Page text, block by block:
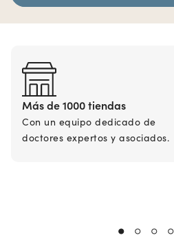
Más de 1000 tiendas
Con un equipo dedicado de
doctores expertos y asociados.